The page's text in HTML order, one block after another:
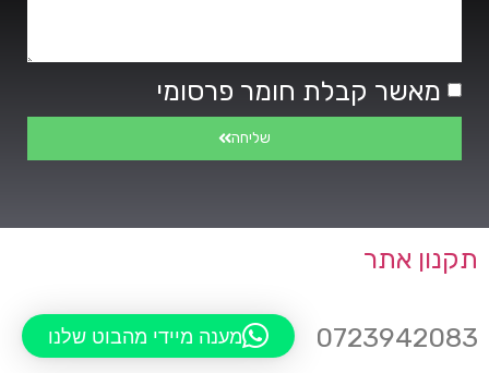
מאשר קבלת חומר פרסומי
שליחה
תקנון אתר
0723942083 מענה מיידי מהבוט שלנו